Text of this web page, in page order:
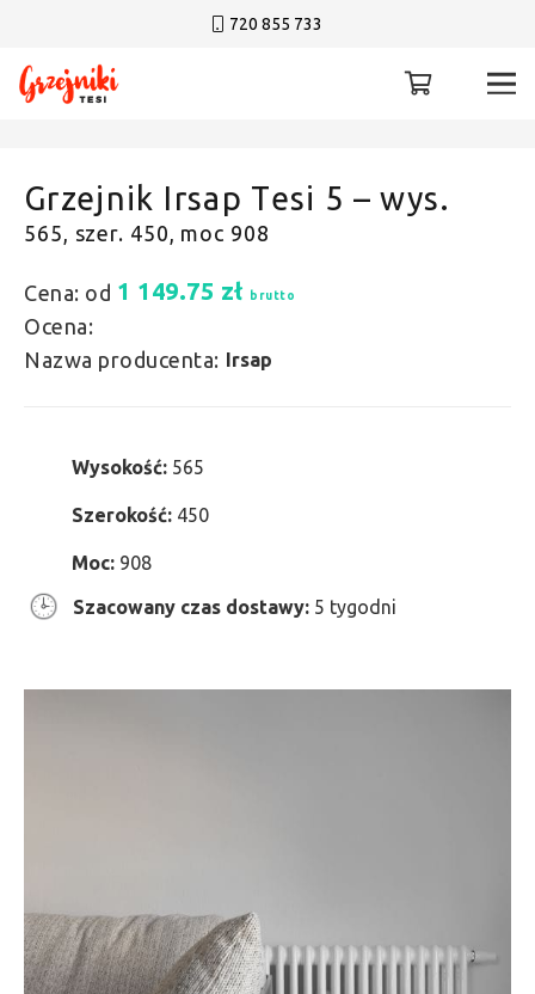
720 855 733
Grzejnik Irsap Tesi 5 – wys.
565, szer. 450, moc 908
Cena: od 1 149.75 zł brutto
Ocena:
Nazwa producenta: Irsap
Wysokość: 565
Szerokość: 450
Moc: 908
Szacowany czas dostawy: 5 tygodni